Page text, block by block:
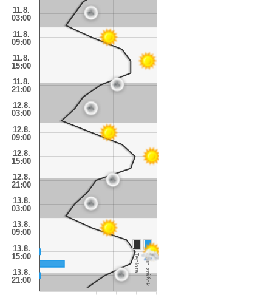
11.8.
03:00
11.8.
09:00
11.8.
15:00
11.8.
21:00
12.8.
03:00
12.8.
09:00
12.8.
15:00
12.8.
21:00
13.8.
03:00
13.8.
09:00
13.8.
15:00
13.8.
21:00
Úhrn zrážok
Teplota